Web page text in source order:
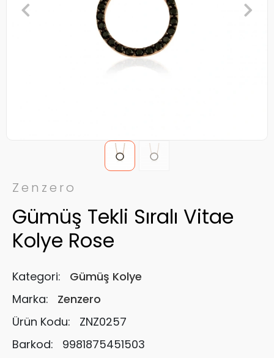
Zenzero
Gümüş Tekli Sıralı Vitae
Kolye Rose
Kategori:
Gümüş Kolye
Marka:
Zenzero
Ürün Kodu:
ZNZ0257
Barkod:
9981875451503